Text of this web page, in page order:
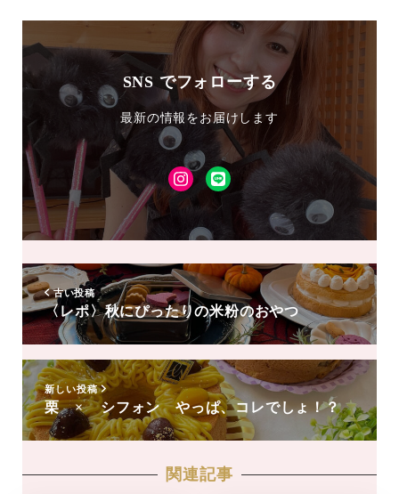
SNS でフォローする
最新の情報をお届けします
Instagram
LINE
達
追
加
古い投稿
〈レポ〉秋にぴったりの米粉のおやつ
新しい投稿
栗 × シフォン やっぱ、コレでしょ！？
関連記事